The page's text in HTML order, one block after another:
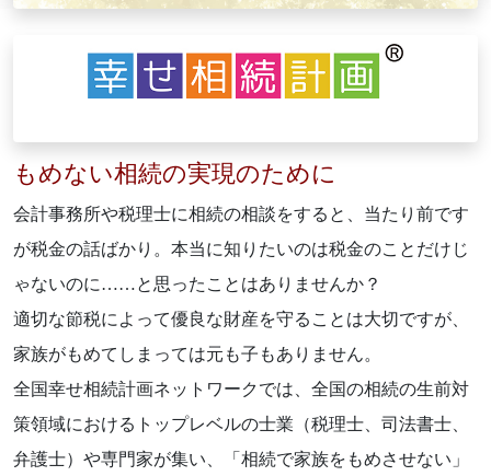
もめない相続の実現のために
会計事務所や税理士に相続の相談をすると、当たり前です
が税金の話ばかり。本当に知りたいのは税金のことだけじ
ゃないのに……と思ったことはありませんか？
適切な節税によって優良な財産を守ることは大切ですが、
家族がもめてしまっては元も子もありません。
全国幸せ相続計画ネットワークでは、全国の相続の生前対
策領域におけるトップレベルの士業（税理士、司法書士、
弁護士）や専門家が集い、「相続で家族をもめさせない」